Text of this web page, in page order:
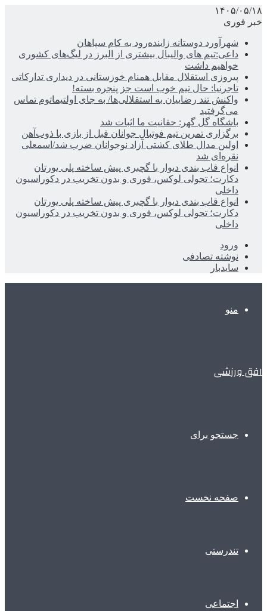
۱۴۰۵/۰۵/۱۸
خبر فوری
شهرآورد دوستانه زاینده‌رود به کام سپاهان
داعی:تیم های والیبال بیشتری از البرز در لیگ‌های کشوری
خواهیم داشت
پیروزی استقلال مقابل همنام خوزستانی در دیداری تدارکاتی
تاجرنیا: حال تیم خوب است جز پنجره بسته!
واکنش تند رضاییان به استقلالی‌ها/ به جای اولتیماتوم تماس
می‌گرفتید
باشگاه گل گهر: حقانیت ما اثبات شد
برگزاری تمرین تیم فوتبال جوانان قبل از بازی با ذوب‌آهن
اولین مدال طلای کشتی آزاد نوجوانان ضرب شد/اسمعلی
نقره‌ای شد
انواع قاب بندی دیوار با گچبری پیش ساخته پلی یورتان
دکارت؛ تحولی لوکس، فوری و بدون تخریب در دکوراسیون
داخلی
انواع قاب بندی دیوار با گچبری پیش ساخته پلی یورتان
دکارت؛ تحولی لوکس، فوری و بدون تخریب در دکوراسیون
داخلی
ورود
نوشته تصادفی
سایدبار
منو
افق ورزشی
جستجو برای
صفحه نخست
تندرستی
اجتماعی